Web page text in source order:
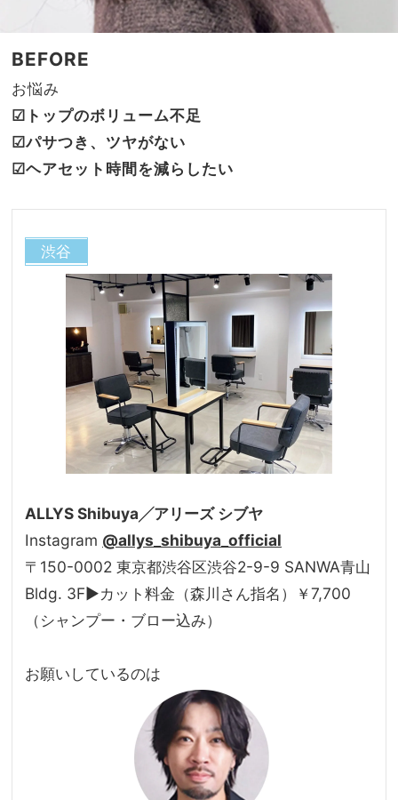
BEFORE
お悩み
☑︎トップのボリューム不足
☑︎パサつき、ツヤがない
☑︎ヘアセット時間を減らしたい
渋谷
ALLYS Shibuya╱アリーズ シブヤ
Instagram @allys_shibuya_official
〒150-0002 東京都渋谷区渋谷2-9-9 SANWA青山
Bldg. 3F▶カット料金（森川さん指名）￥7,700
（シャンプー・ブロー込み）
お願いしているのは